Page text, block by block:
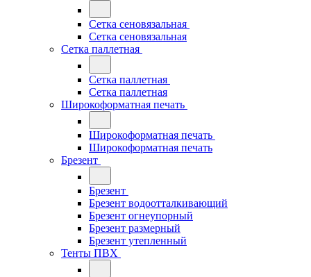
Сетка сеновязальная
Сетка сеновязальная
Сетка паллетная
Сетка паллетная
Сетка паллетная
Широкоформатная печать
Широкоформатная печать
Широкоформатная печать
Брезент
Брезент
Брезент водоотталкивающий
Брезент огнеупорный
Брезент размерный
Брезент утепленный
Тенты ПВХ